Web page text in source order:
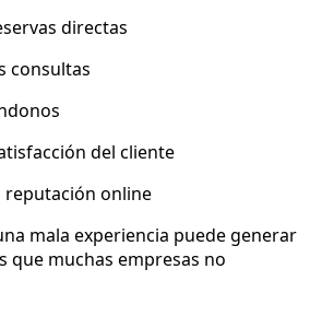
directas
consultas
del cliente
reputación online
mala experiencia puede generar
que muchas empresas no